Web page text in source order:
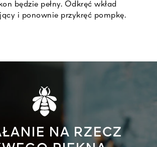
będzie pełny. Odkręć wkład
i ponownie przykręć pompkę.
NA RZECZ